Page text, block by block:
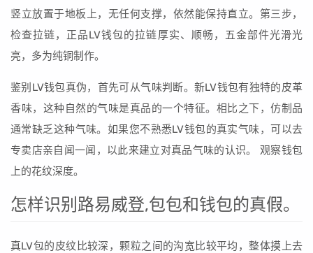
竖立放置于地板上，无任何支撑，依然能保持直立。第三步，
检查拉链，正品LV钱包的拉链厚实、顺畅，五金部件光滑光
亮，多为纯铜制作。
鉴别LV钱包真伪，首先可从气味判断。新LV钱包有独特的皮革
香味，这种自然的气味是真品的一个特征。相比之下，仿制品
通常缺乏这种气味。如果您不熟悉LV钱包的真实气味，可以去
专卖店亲自闻一闻，以此来建立对真品气味的认识。 观察钱包
上的花纹深度。
怎样识别路易威登,包包和钱包的真假。
真LV包的皮纹比较深，颗粒之间的沟宽比较平均，整体摸上去